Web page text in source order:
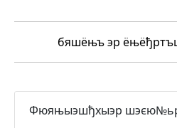
бяшёњъ эр
Фюяњыэшђхыэр